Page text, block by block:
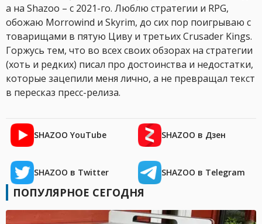
а на Shazoo – с 2021-го. Люблю стратегии и RPG,
обожаю Morrowind и Skyrim, до сих пор поигрываю с
товарищами в пятую Циву и третьих Crusader Kings.
Горжусь тем, что во всех своих обзорах на стратегии
(хоть и редких) писал про достоинства и недостатки,
которые зацепили меня лично, а не превращал текст
в пересказ пресс-релиза.
SHAZOO YouTube SHAZOO в Дзен
SHAZOO в Twitter SHAZOO в Telegram
ПОПУЛЯРНОЕ СЕГОДНЯ